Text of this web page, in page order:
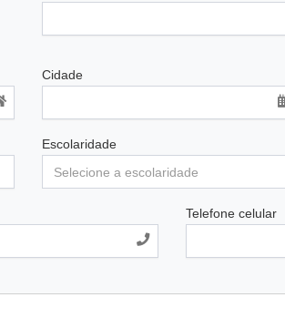
Cidade
Escolaridade
Selecione a escolaridade
Telefone celular